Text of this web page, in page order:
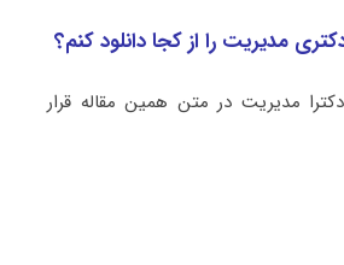
مدیریت را از کجا دانلود کنم؟
مدیریت در متن همین مقاله قرار